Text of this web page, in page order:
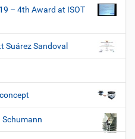
– 4th Award at ISOT
Suárez Sandoval
Schumann